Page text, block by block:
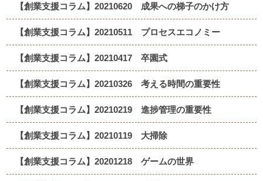
【創業支援コラム】20210620 成果への梯子のかけ方
【創業支援コラム】20210511 プロセスエコノミー
【創業支援コラム】20210417 卒園式
【創業支援コラム】20210326 考える時間の重要性
【創業支援コラム】20210219 進捗管理の重要性
【創業支援コラム】20210119 大掃除
【創業支援コラム】20201218 ゲームの世界